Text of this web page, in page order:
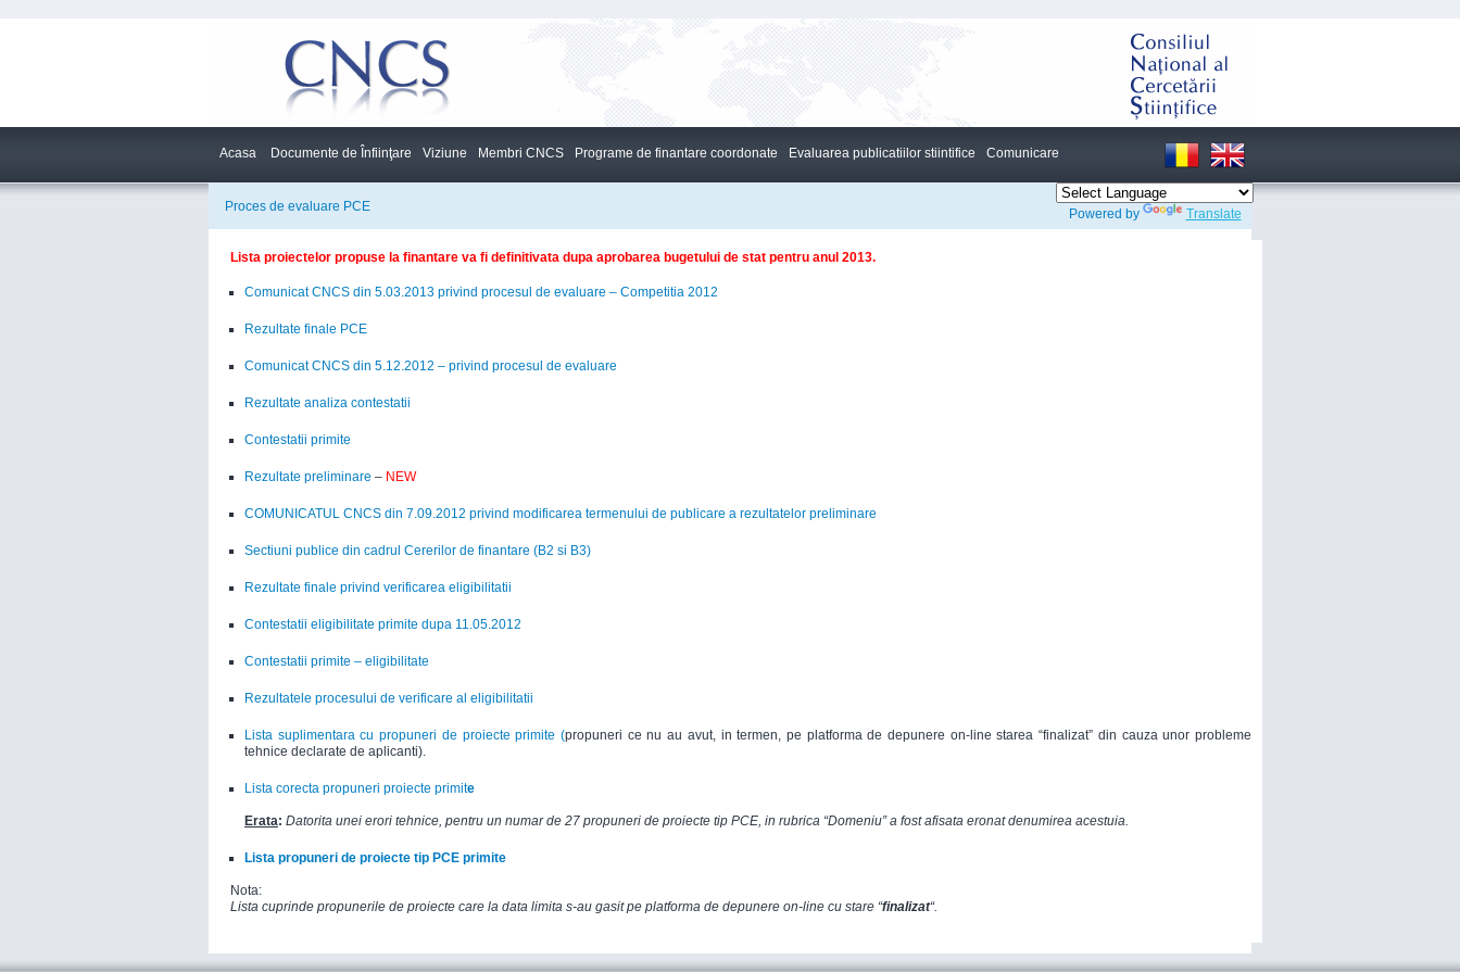
Acasa Documente de Înfiinţare Viziune Membri CNCS Programe de finantare coordonate Evaluarea publicatiilor stiintifice Comunicare
Proces de evaluare PCE Powered by Translate
Lista proiectelor propuse la finantare va fi definitivata dupa aprobarea bugetului de stat pentru anul 2013.
Comunicat CNCS din 5.03.2013 privind procesul de evaluare – Competitia 2012
Rezultate finale PCE
Comunicat CNCS din 5.12.2012 – privind procesul de evaluare
Rezultate analiza contestatii
Contestatii primite
Rezultate preliminare – NEW
COMUNICATUL CNCS din 7.09.2012 privind modificarea termenului de publicare a rezultatelor preliminare
Sectiuni publice din cadrul Cererilor de finantare (B2 si B3)
Rezultate finale privind verificarea eligibilitatii
Contestatii eligibilitate primite dupa 11.05.2012
Contestatii primite – eligibilitate
Rezultatele procesului de verificare al eligibilitatii
Lista suplimentara cu propuneri de proiecte primite (propuneri ce nu au avut, in termen, pe platforma de depunere on-line starea “finalizat” din cauza unor probleme
tehnice declarate de aplicanti).
Lista corecta propuneri proiecte primite
Erata: Datorita unei erori tehnice, pentru un numar de 27 propuneri de proiecte tip PCE, in rubrica “Domeniu” a fost afisata eronat denumirea acestuia.
Lista propuneri de proiecte tip PCE primite
Nota:
Lista cuprinde propunerile de proiecte care la data limita s-au gasit pe platforma de depunere on-line cu stare “finalizat“.